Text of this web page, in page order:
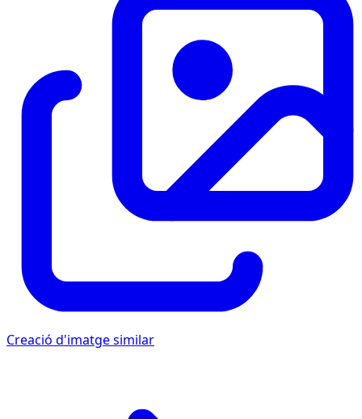
Creació d'imatge similar